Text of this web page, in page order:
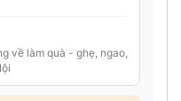
về làm quà - ghẹ, ngao,